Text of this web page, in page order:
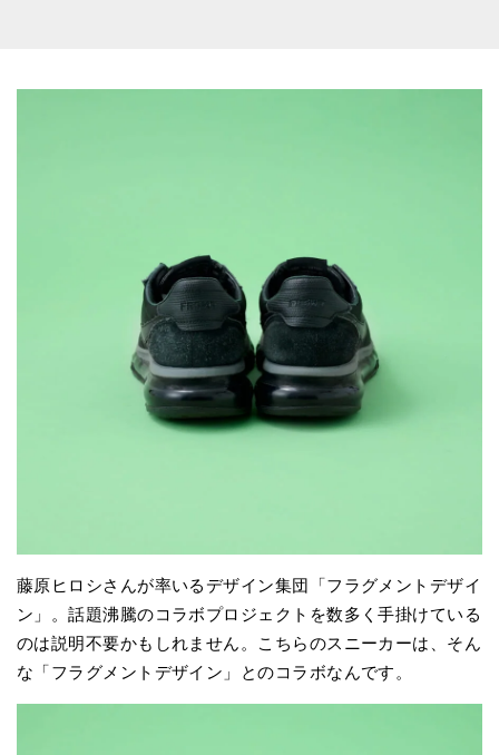
藤原ヒロシさんが率いるデザイン集団「フラグメントデザイ
ン」。話題沸騰のコラボプロジェクトを数多く手掛けている
のは説明不要かもしれません。こちらのスニーカーは、そん
な「フラグメントデザイン」とのコラボなんです。